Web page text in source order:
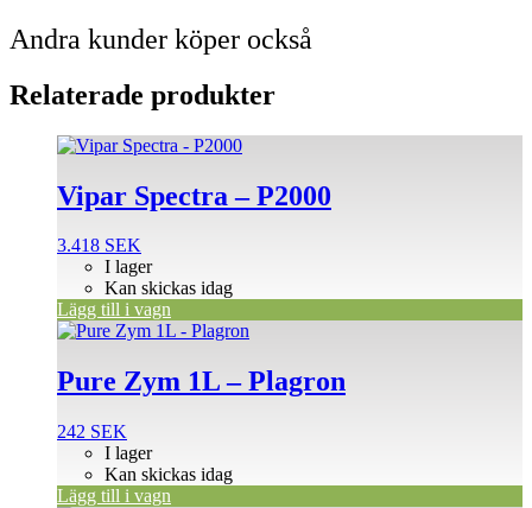
Andra kunder köper också
Relaterade produkter
Vipar Spectra – P2000
3.418 SEK
I lager
Kan skickas idag
Lägg till i vagn
Pure Zym 1L – Plagron
242 SEK
I lager
Kan skickas idag
Lägg till i vagn